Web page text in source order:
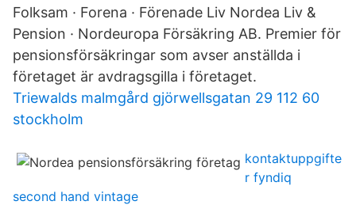
Folksam · Forena · Förenade Liv Nordea Liv &
Pension · Nordeuropa Försäkring AB. Premier för
pensionsförsäkringar som avser anställda i
företaget är avdragsgilla i företaget.
Triewalds malmgård gjörwellsgatan 29 112 60
stockholm
kontaktuppgifte
r fyndiq
second hand vintage